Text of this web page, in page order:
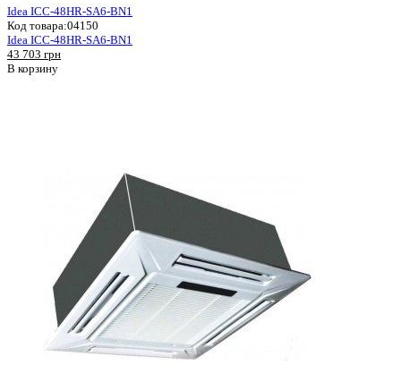
Idea ICC-48HR-SA6-BN1
Код товара:04150
Idea ICC-48HR-SA6-BN1
43 703 грн
В корзину